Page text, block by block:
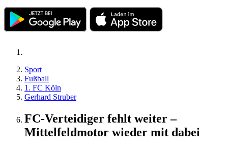
Sport
Fußball
1. FC Köln
Gerhard Struber
FC-Verteidiger fehlt weiter –
Mittelfeldmotor wieder mit dabei